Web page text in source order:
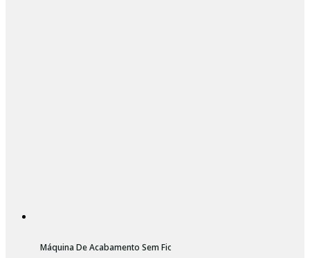
Máquina De Acabamento Sem Fio Profissional Wahl Beret